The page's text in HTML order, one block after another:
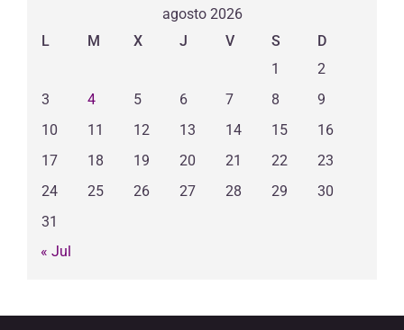
agosto 2026
L
M X J V S
D
1
2
3
4 5 6 7 8
9
10
11 12 13 14 15
16
17
18 19 20 21 22
23
24
25 26 27 28 29
30
31
« Jul